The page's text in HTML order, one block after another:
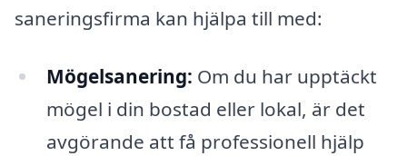
saneringsfirma kan hjälpa till med:
Mögelsanering: Om du har upptäckt
mögel i din bostad eller lokal, är det
avgörande att få professionell hjälp